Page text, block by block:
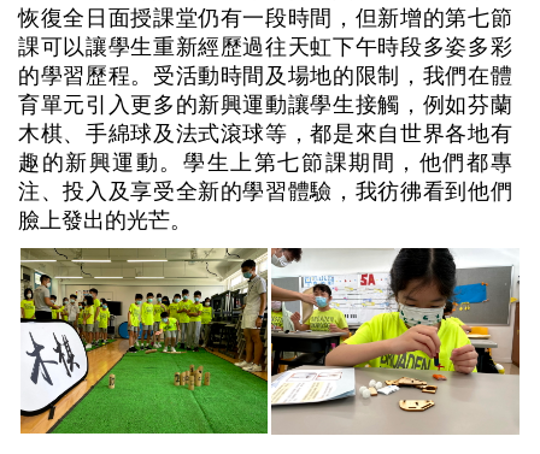
恢復全日面授課堂仍有一段時間，但新增的第七節
課可以讓學生重新經歷過往天虹下午時段多姿多彩
的學習歷程。受活動時間及場地的限制，我們在體
育單元引入更多的新興運動讓學生接觸，例如芬蘭
木棋、手綿球及法式滾球等，都是來自世界各地有
趣的新興運動。學生上第七節課期間，他們都專
注、投入及享受全新的學習體驗，我彷彿看到他們
臉上發出的光芒。